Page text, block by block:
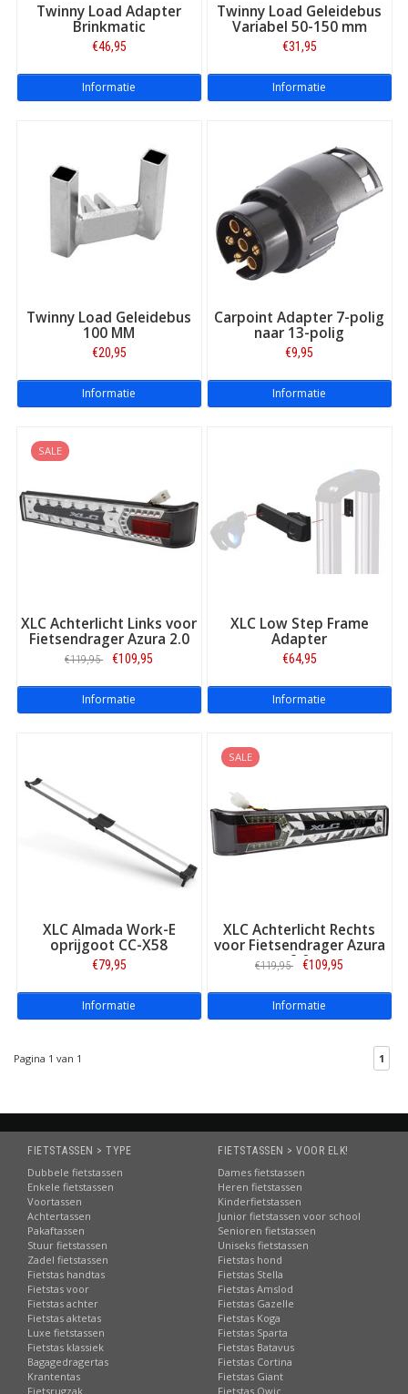
Twinny Load Adapter
Brinkmatic
€46,95
Informatie
Twinny Load Geleidebus
Variabel 50-150 mm
€31,95
Informatie
Twinny Load Geleidebus
100 MM
€20,95
Informatie
Carpoint Adapter 7-polig
naar 13-polig
€9,95
Informatie
SALE
XLC Achterlicht Links voor
Fietsendrager Azura 2.0
€119,95 €109,95
Informatie
XLC Low Step Frame
Adapter
€64,95
Informatie
XLC Almada Work-E
oprijgoot CC-X58
€79,95
Informatie
SALE
XLC Achterlicht Rechts
voor Fietsendrager Azura
2.0
€119,95 €109,95
Informatie
Pagina 1 van 1 1
FIETSTASSEN > TYPE
Dubbele fietstassen
Enkele fietstassen
Voortassen
Achtertassen
Pakaftassen
Stuur fietstassen
Zadel fietstassen
Fietstas handtas
Fietstas voor
Fietstas achter
Fietstas aktetas
Luxe fietstassen
Fietstas klassiek
Bagagedragertas
Krantentas
Fietsrugzak
FIETSTASSEN > VOOR ELK!
Dames fietstassen
Heren fietstassen
Kinderfietstassen
Junior fietstassen voor school
Senioren fietstassen
Uniseks fietstassen
Fietstas hond
Fietstas Stella
Fietstas Amslod
Fietstas Gazelle
Fietstas Koga
Fietstas Sparta
Fietstas Batavus
Fietstas Cortina
Fietstas Giant
Fietstas Qwic